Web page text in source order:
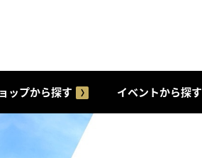
ップから探す イベントから探す